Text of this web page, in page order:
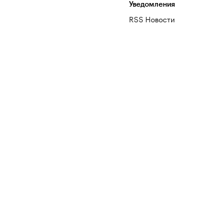
Уведомления
RSS Новости